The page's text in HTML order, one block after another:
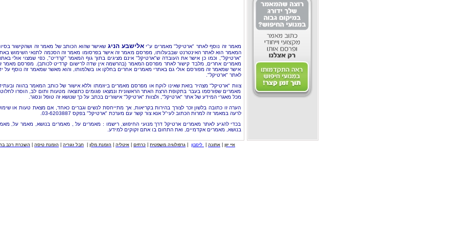
מאמר זה נוסף לאתר "ארטיקל" מאמרים ע"יאלישבע הניג שאישר שהוא הכותב של מאמר זה ושהקישור
המאמר הוא לאתר האינטרנט שבבעלותו, מפרסם מאמר זה אישר בפרסומו מאמר זה הסכמה לתנאי השימוש
"ארטיקל", וכמו כן אישר את העובדה ש"ארטיקל" אינם מציגים בתוך גוף המאמר "קרדיט", כפי שמצוי אולי
מאמרים אחרים, מלבד קישור לאתר מפרסם המאמר (בהרשמה אין שדה לרישום קרדיט לכותב). מפרסם מאמר
אישר שמאמר זה מפורסם אולי גם באתרי מאמרים אחרים בחלקו או בשלמותו, והוא מאשר שמאמר זה נוסף על
לאתר "ארטיקל".
צוות "ארטיקל" מצהיר בזאת שאינו לוקח או מפרסם מאמרים ביוזמתו וללא אישור של כותב המאמר בהווה
מאמרים שפורסמו בעבר בתקופת הרצת האתר הראשונית ונמצאו פגומים כתוצאה מטעות ותום לב, הוסרו
מכל מאגרי המידע של אתר "ארטיקל", ולצוות "ארטיקל" אישורים בכתב על כך שנושא זה טופל ונסגר.
הערה זו כתובה בלשון זכר לצורך בהירות בקריאות, אך מתייחסת לנשים וגברים כאחד, אם מצאת טעות או
לרעה במאמר זה למרות הכתוב לעי"ל אנא צור קשר עם מערכת "ארטיקל" בפקס 03-6203887.
בכדי להגיע לאתר מאמרים ארטיקל דרך מנועי החיפוש, רישמו : מאמרים על , מאמרים בנושא, מאמר על,
בנושא, מאמרים אקדמיים, ואת התחום בו אתם זקוקים למידע.
איי יוון אתונה ליסבון גרפולוגיה משפטית כרתים איטליה הזמנת מלון חבל זגוריה הזמנת טיסה השכרת רכב